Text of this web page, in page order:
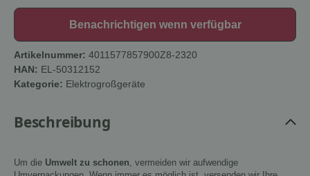
Benachrichtigen wenn verfügbar
Artikelnummer: 4011577857900Z8-2320
HAN: EL-50312152
Kategorie: Elektrogroßgeräte
Beschreibung
Um die Umwelt zu schonen , vermeiden wir aufwendige